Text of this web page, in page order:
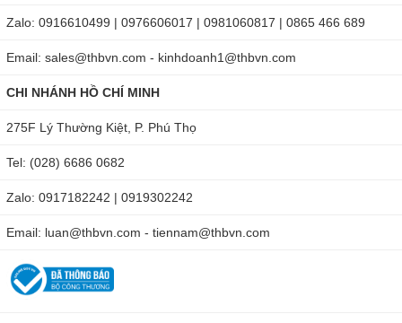
Zalo: 0916610499 | 0976606017 | 0981060817 | 0865 466 689
Email: sales@thbvn.com - kinhdoanh1@thbvn.com
CHI NHÁNH HỒ CHÍ MINH
275F Lý Thường Kiệt, P. Phú Thọ
Tel: (028) 6686 0682
Zalo: 0917182242 | 0919302242
Email: luan@thbvn.com - tiennam@thbvn.com